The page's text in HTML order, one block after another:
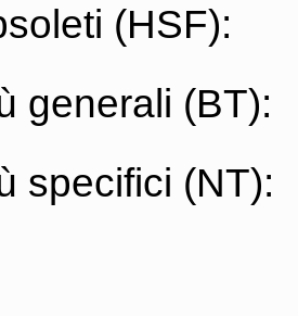
(HSF):
generali (BT):
specifici (NT):